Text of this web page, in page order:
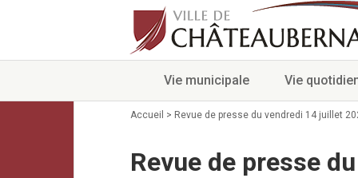
Vie municipale Vie
Accueil > Revue de presse du vendredi 14 juillet
Revue de presse